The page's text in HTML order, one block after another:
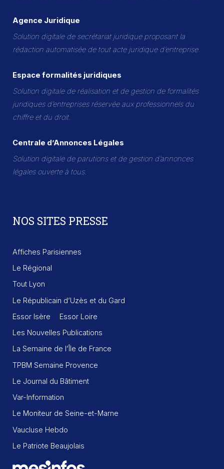
Agence Juridique
Solution digitale de secrétariat juridique proposant la
rédaction automatisée de tout acte juridique d’entreprise.
Espace formalités juridiques
Solution digitale de réalisation et de gestion de formalités
juridiques d’entreprises réservée aux professionnels du
chiffre et du droit.
Centrale d’Annonces Légales
Solution digitale de parutions et de gestion d’annonces
légales ouverte à tous.
NOS SITES PRESSE
Affiches Parisiennes
Le Régional
Tout Lyon
Le Républicain d’Uzès et du Gard
Essor Isère
Essor Loire
Les Nouvelles Publications
La Semaine de l’Île de France
TPBM Semaine Provence
Le Journal du Bâtiment
Var-Information
Le Moniteur de Seine-et-Marne
Vaucluse Hebdo
Le Patriote Beaujolais